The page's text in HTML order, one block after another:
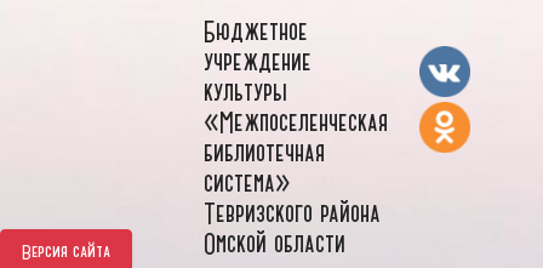
Версия сайта
Бюджетное
учреждение
культуры
«Межпоселенческая
библиотечная
система»
Тевризского района
Омской области